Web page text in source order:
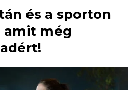
és a sporton
amit még